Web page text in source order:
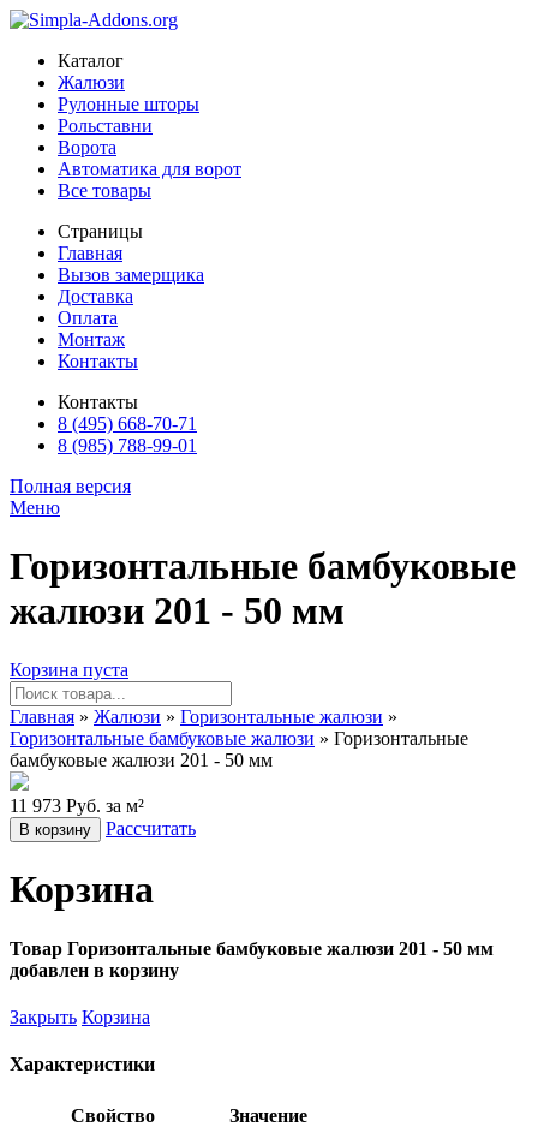
Каталог
Жалюзи
Рулонные шторы
Рольставни
Ворота
Автоматика для ворот
Все товары
Страницы
Главная
Вызов замерщика
Доставка
Оплата
Монтаж
Контакты
Контакты
8 (495) 668-70-71
8 (985) 788-99-01
Полная версия
Меню
Горизонтальные бамбуковые
жалюзи 201 - 50 мм
Корзина пуста
Главная » Жалюзи » Горизонтальные жалюзи »
Горизонтальные бамбуковые жалюзи » Горизонтальные
бамбуковые жалюзи 201 - 50 мм
11 973 Руб. за м²
В корзину Рассчитать
Корзина
Товар Горизонтальные бамбуковые жалюзи 201 - 50 мм
добавлен в корзину
Закрыть Корзина
Характеристики
Свойство
Значение